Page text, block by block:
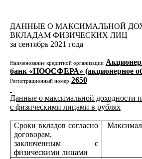
ДАННЫЕ О МАКСИМАЛЬНОЙ
ВКЛАДАМ ФИЗИЧЕСКИХ ЛИЦ
за сентябрь 2021 года
Наименование кредитной организации
банк «НООСФЕРА» (акционерное
Регистрационный номер 2650
Данные о максимальной доходности
с физическими лицами в рублях
Сроки вкладов согласно
договорам,
заключенным с
физическими лицами